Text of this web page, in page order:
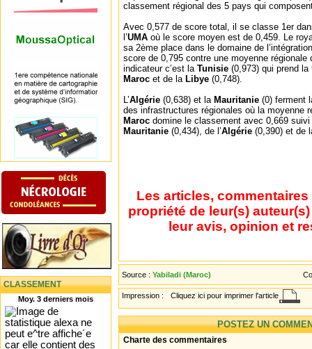
CLASSEMENT
Moy. 3 derniers mois
classement régional des 5 pays qui
Avec 0,577 de score total, il se classe 1er
l’UMA où le score moyen est de 0,459. Le
sa 2ème place dans le domaine de
score de 0,795 contre une moyenne régionale
indicateur c’est la Tunisie (0,973) qui prend
Maroc et de la Libye (0,748).
L’Algérie (0,638) et la Mauritanie (0) ferment
des infrastructures régionales où la moyenne
Maroc domine le classement avec 0,669
Mauritanie (0,434), de l’Algérie (0,390) et de
Les articles,
propriété de leur(s)
leur avis, opinion et
Source : Yabiladi (Maroc)
Impression : Cliquez ici pour imprimer l'article
POSTEZ UN
Charte des commentaires